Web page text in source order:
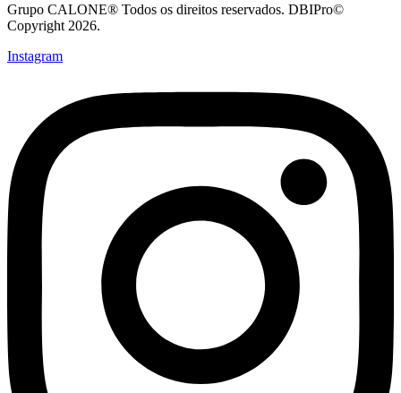
Grupo CALONE® Todos os direitos reservados. DBIPro©
Copyright 2026.
Instagram